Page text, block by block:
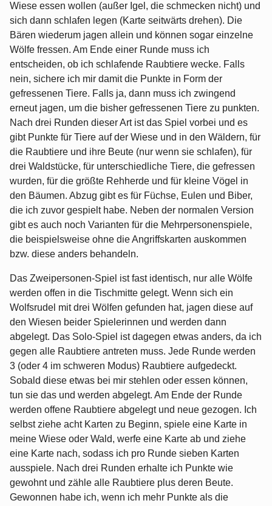
Wiese essen wollen (außer Igel, die schmecken nicht) und
sich dann schlafen legen (Karte seitwärts drehen). Die
Bären wiederum jagen allein und können sogar einzelne
Wölfe fressen. Am Ende einer Runde muss ich
entscheiden, ob ich schlafende Raubtiere wecke. Falls
nein, sichere ich mir damit die Punkte in Form der
gefressenen Tiere. Falls ja, dann muss ich zwingend
erneut jagen, um die bisher gefressenen Tiere zu punkten.
Nach drei Runden dieser Art ist das Spiel vorbei und es
gibt Punkte für Tiere auf der Wiese und in den Wäldern, für
die Raubtiere und ihre Beute (nur wenn sie schlafen), für
drei Waldstücke, für unterschiedliche Tiere, die gefressen
wurden, für die größte Rehherde und für kleine Vögel in
den Bäumen. Abzug gibt es für Füchse, Eulen und Biber,
die ich zuvor gespielt habe. Neben der normalen Version
gibt es auch noch Varianten für die Mehrpersonenspiele,
die beispielsweise ohne die Angriffskarten auskommen
bzw. diese anders behandeln.
Das Zweipersonen-Spiel ist fast identisch, nur alle Wölfe
werden offen in die Tischmitte gelegt. Wenn sich ein
Wolfsrudel mit drei Wölfen gefunden hat, jagen diese auf
den Wiesen beider Spielerinnen und werden dann
abgelegt. Das Solo-Spiel ist dagegen etwas anders, da ich
gegen alle Raubtiere antreten muss. Jede Runde werden
3 (oder 4 im schweren Modus) Raubtiere aufgedeckt.
Sobald diese etwas bei mir stehlen oder essen können,
tun sie das und werden abgelegt. Am Ende der Runde
werden offene Raubtiere abgelegt und neue gezogen. Ich
selbst ziehe acht Karten zu Beginn, spiele eine Karte in
meine Wiese oder Wald, werfe eine Karte ab und ziehe
eine Karte nach, sodass ich pro Runde sieben Karten
ausspiele. Nach drei Runden erhalte ich Punkte wie
gewohnt und zähle alle Raubtiere plus deren Beute.
Gewonnen habe ich, wenn ich mehr Punkte als die